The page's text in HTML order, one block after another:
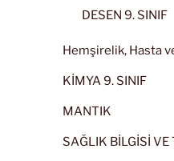
DESEN 9. SINIF
Hemşirelik, Hasta
KİMYA 9. SINIF
MANTIK
SAĞLIK BİLGİSİ